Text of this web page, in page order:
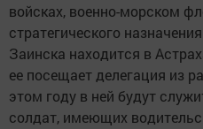
войсках, военно-морском
стратегического
Заинска находится в
ее посещает делегация из
этом году в ней будут
солдат, имеющих